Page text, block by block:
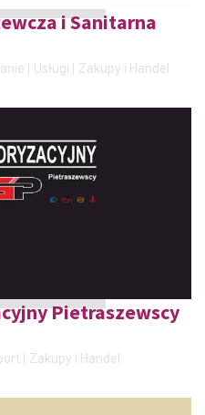
i Sanitarna
Usługi Zakupy i Handel
Pietraszewscy
Zakupy i Handel